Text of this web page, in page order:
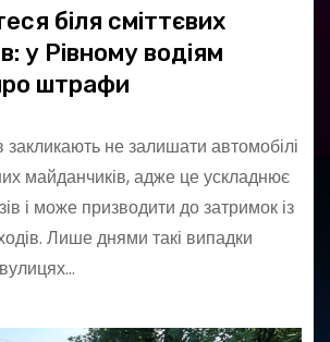
біля сміттєвих
у Рівному водіям
штрафи
закликають не залишати автомобілі
майданчиків, адже це ускладнює
і може призводити до затримок із
Лише днями такі випадки